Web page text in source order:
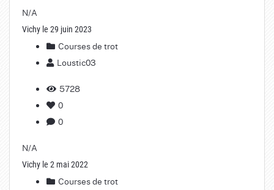
N/A
Vichy le 29 juin 2023
Courses de trot
Loustic03
5728
0
0
N/A
Vichy le 2 mai 2022
Courses de trot